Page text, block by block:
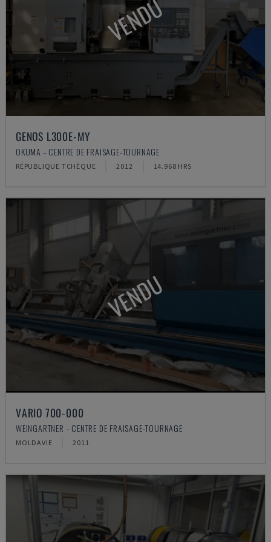
VENDU
GENOS L300E-MY
OKUMA - CENTRE DE FRAISAGE-TOURNAGE
RÉPUBLIQUE TCHÈQUE 2012 14.968 HRS
VENDU
VARIO 700-000
WEINGARTNER - CENTRE DE FRAISAGE-TOURNAGE
MOLDAVIE 2011